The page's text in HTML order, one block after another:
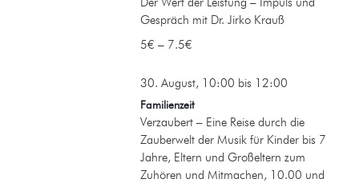
Gespräch mit Dr. Jirko Krauß
5€ – 7.5€
Familienzeit
30. August, 10:00 bis 12:00
Verzaubert – Eine Reise durch die
Zauberwelt der Musik für Kinder bis 7
Jahre, Eltern und Großeltern zum
Zuhören und Mitmachen, 10.00 und